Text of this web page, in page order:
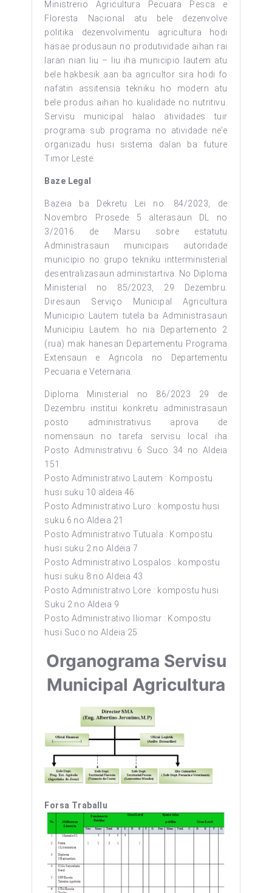
Ministrerio Agricultura Pecuara Pesca e
Floresta Nacional atu bele dezenvolve
politika dezenvolvimentu agricultura hodi
hasae produsaun no produtividade aihan rai
laran nian liu – liu iha municipio lautem atu
bele hakbesik aan ba agricultor sira hodi fo
nafatin assitensia tekniku ho modern atu
bele produs aihan ho kualidade no nutritivu.
Servisu municipal halao atividades tuir
programa sub programa no atividade ne’e
organizadu husi sistema dalan ba future
Timor Leste.
Baze Legal
Bazeia ba Dekretu Lei no. 84/2023, de
Novembro Prosede 5 alterasaun DL no
3/2016 de Marsu sobre estatutu
Administrasaun municipais autoridade
municipio no grupo tekniku intterministerial
desentralizasaun administartiva. No Diploma
Ministerial no 85/2023, 29 Dezembru.
Diresaun Serviço Municipal Agricultura
Municipio Lautem tutela ba Administrasaun
Municipiu Lautem. ho nia Departemento 2
(rua) mak hanesan Departementu Programa
Extensaun e Agricola no Departementu
Pecuaria e Veternaria.
Diploma Ministerial no 86/2023 29 de
Dezembru institui konkretu administrasaun
posto administrativus aprova de
nomensaun no tarefa servisu local iha
Posto Administrativu 6 Suco 34 no Aldeia
151.
Posto Administrativo Lautem : Kompostu
husi suku 10 aldeia 46
Posto Administrativo Luro : kompostu husi
suku 6 no Aldeia 21
Posto Administrativo Tutuala : Kompostu
husi suku 2 no Aldeia 7
Posto Administrativo Lospalos : kompostu
husi suku 8 no Aldeia 43
Posto Administrativo Lore : kompostu husi
Suku 2 no Aldeia 9
Posto Administrativo Iliomar : Kompostu
husi Suco no Aldeia 25
Organograma Servisu
Municipal Agricultura
Forsa Traballu